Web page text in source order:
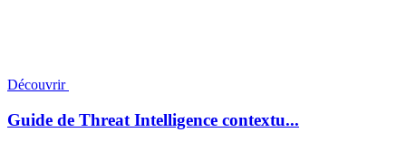
Découvrir
Guide de Threat Intelligence contextu...